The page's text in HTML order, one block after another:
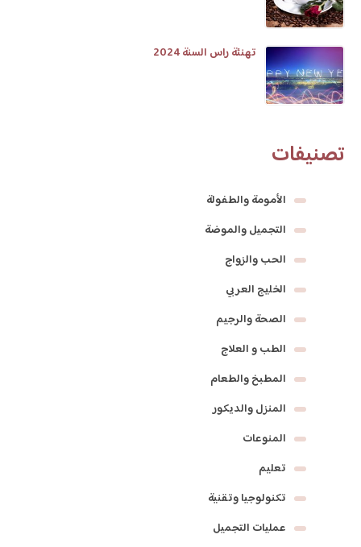
تهنئة راس السنة 2024
تصنيفات
الأمومة والطفولة
التجميل والموضة
الحب والزواج
الخليج العربي
الصحة والرجيم
الطب و العلاج
المطبخ والطعام
المنزل والديكور
المنوعات
تعليم
تكنولوجيا وتقنية
عمليات التجميل